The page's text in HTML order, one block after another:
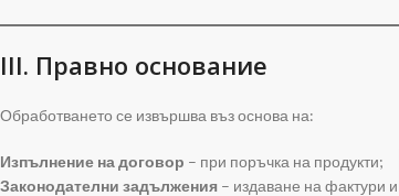
III. Правно основание
Обработването се извършва въз основа на:
Изпълнение на договор – при поръчка на продукти;
Законодателни задължения – издаване на фактури и